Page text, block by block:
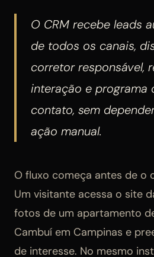
O CRM recebe leads
de todos os canais,
corretor responsável,
interação e programa
contato, sem
ação manual.
O fluxo começa antes de o
Um visitante acessa o site
fotos de um apartamento
Cambuí em Campinas e
de interesse. No mesmo